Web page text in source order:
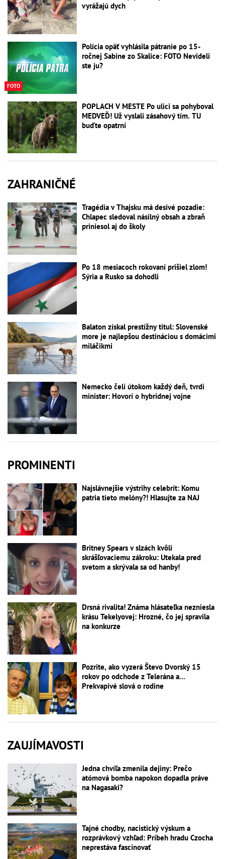
vyrážajú dych
FOTO
Polícia opäť vyhlásila pátranie po 15-
ročnej Sabine zo Skalice: FOTO Nevideli
ste ju?
POPLACH V MESTE Po ulici sa pohyboval
MEDVEĎ! Už vyslali zásahový tím. TU
buďte opatrní
ZAHRANIČNÉ
Tragédia v Thajsku má desivé pozadie:
Chlapec sledoval násilný obsah a zbraň
priniesol aj do školy
Po 18 mesiacoch rokovaní prišiel zlom!
Sýria a Rusko sa dohodli
Balaton získal prestížny titul: Slovenské
more je najlepšou destináciou s domácimi
miláčikmi
Nemecko čelí útokom každý deň, tvrdí
minister: Hovorí o hybridnej vojne
PROMINENTI
Najslávnejšie výstrihy celebrít: Komu
patria tieto melóny?! Hlasujte za NAJ
Britney Spears v slzách kvôli
skrášľovaciemu zákroku: Utekala pred
svetom a skrývala sa od hanby!
Drsná rivalita! Známa hlásateľka nezniesla
krásu Tekelyovej: Hrozné, čo jej spravila
na konkurze
Pozrite, ako vyzerá Števo Dvorský 15
rokov po odchode z Telerána a...
Prekvapivé slová o rodine
ZAUJÍMAVOSTI
Jedna chvíľa zmenila dejiny: Prečo
atómová bomba napokon dopadla práve
na Nagasaki?
Tajné chodby, nacistický výskum a
rozprávkový vzhľad: Príbeh hradu Czocha
neprestáva fascinovať